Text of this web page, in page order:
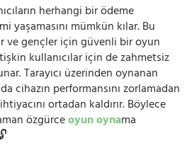
herhangi bir ödeme
yaşamasını mümkün kılar. Bu
ve gençler için güvenli bir oyun
kullanıcılar için de zahmetsiz
Tarayıcı üzerinden oynanan
cihazın performansını zorlamadan
ortadan kaldırır. Böylece
özgürceoyun oynama